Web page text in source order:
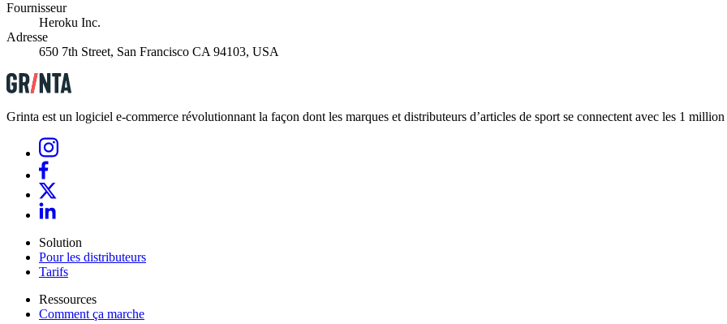
Fournisseur
Heroku Inc.
Adresse
650 7th Street, San Francisco CA 94103, USA
Grinta est un logiciel e-commerce révolutionnant la façon dont les marques et distributeurs d’articles de sport se connectent avec les 1
Solution
Pour les distributeurs
Tarifs
Ressources
Comment ça marche